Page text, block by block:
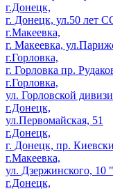
г.Донецк,
г. Донецк, ул.50 лет
г.Макеевка,
г. Макеевка,
г.Горловка,
г. Горловка пр.
г.Горловка,
ул. Горловской
г.Донецк,
ул.Первомайская, 51
г.Донецк,
г. Донецк, пр.
г.Макеевка,
ул. Дзержинского, 10
г.Донецк,